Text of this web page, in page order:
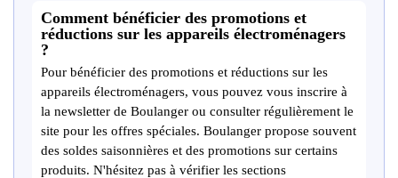
Comment bénéficier des promotions et
réductions sur les appareils électroménagers
?
Pour bénéficier des promotions et réductions sur les
appareils électroménagers, vous pouvez vous inscrire à
la newsletter de Boulanger ou consulter régulièrement le
site pour les offres spéciales. Boulanger propose souvent
des soldes saisonnières et des promotions sur certains
produits. N'hésitez pas à vérifier les sections